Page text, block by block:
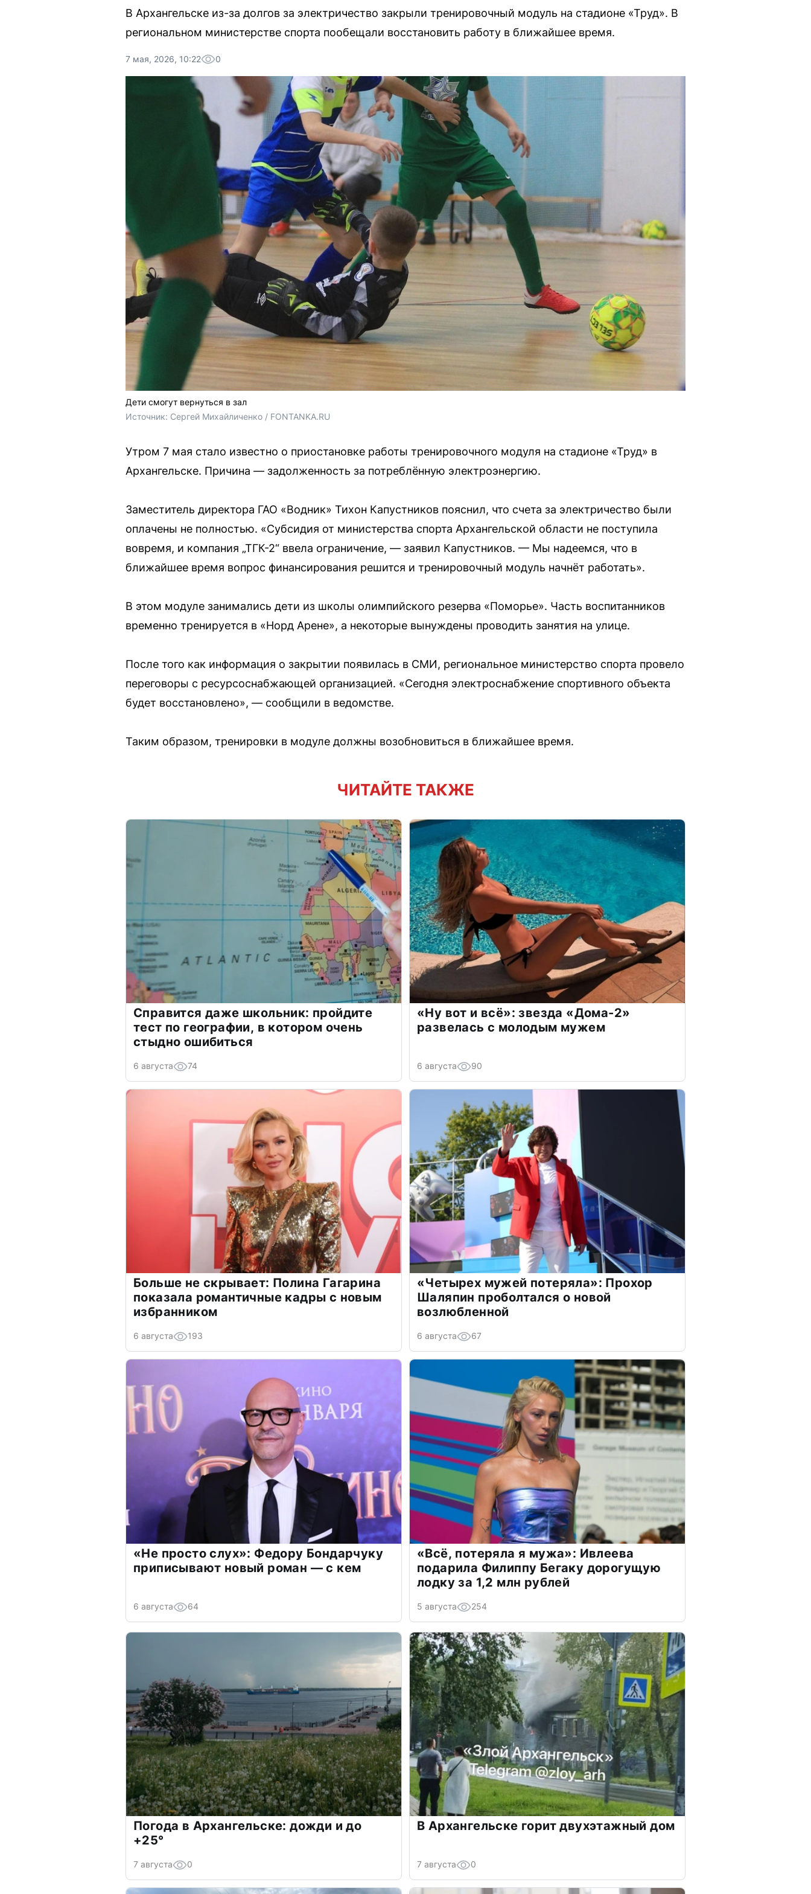
В Архангельске из-за долгов за электричество закрыли тренировочный модуль на стадионе «Труд». В
региональном министерстве спорта пообещали восстановить работу в ближайшее время.
7 мая, 2026, 10:22 0
Дети смогут вернуться в зал
Источник: Сергей Михайличенко / FONTANKA.RU
Утром 7 мая стало известно о приостановке работы тренировочного модуля на стадионе «Труд» в
Архангельске. Причина — задолженность за потреблённую электроэнергию.
Заместитель директора ГАО «Водник» Тихон Капустников пояснил, что счета за электричество были
оплачены не полностью. «Субсидия от министерства спорта Архангельской области не поступила
вовремя, и компания „ТГК-2“ ввела ограничение, — заявил Капустников. — Мы надеемся, что в
ближайшее время вопрос финансирования решится и тренировочный модуль начнёт работать».
В этом модуле занимались дети из школы олимпийского резерва «Поморье». Часть воспитанников
временно тренируется в «Норд Арене», а некоторые вынуждены проводить занятия на улице.
После того как информация о закрытии появилась в СМИ, региональное министерство спорта провело
переговоры с ресурсоснабжающей организацией. «Сегодня электроснабжение спортивного объекта
будет восстановлено», — сообщили в ведомстве.
Таким образом, тренировки в модуле должны возобновиться в ближайшее время.
ЧИТАЙТЕ ТАКЖЕ
Справится даже школьник: пройдите
тест по географии, в котором очень
стыдно ошибиться
6 августа 74
«Ну вот и всё»: звезда «Дома-2»
развелась с молодым мужем
6 августа 90
Больше не скрывает: Полина Гагарина
показала романтичные кадры с новым
избранником
6 августа 193
«Четырех мужей потеряла»: Прохор
Шаляпин проболтался о новой
возлюбленной
6 августа 67
«Не просто слух»: Федору Бондарчуку
приписывают новый роман — с кем
6 августа 64
«Всё, потеряла я мужа»: Ивлеева
подарила Филиппу Бегаку дорогущую
лодку за 1,2 млн рублей
5 августа 254
Погода в Архангельске: дожди и до
+25°
7 августа 0
В Архангельске горит двухэтажный дом
7 августа 0